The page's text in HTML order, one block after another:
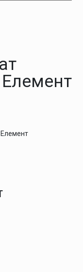
Елемент